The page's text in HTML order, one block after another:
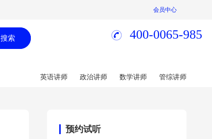
会员中心
搜索 400-0065-985
英语讲师 政治讲师 数学讲师 管综讲师
预约试听